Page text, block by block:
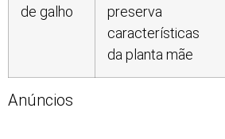
de galho
preserva
características
da planta mãe
Anúncios